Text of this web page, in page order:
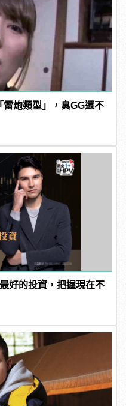
炮類型」，臭GG還不
好的投資，把握現在不